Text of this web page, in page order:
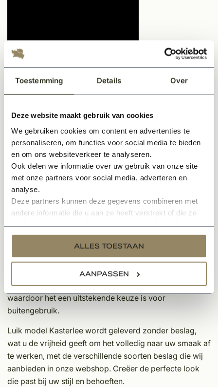
Toestemming Details Over
Deze website maakt gebruik van cookies
We gebruiken cookies om content en advertenties te
personaliseren, om functies voor social media te bieden
en om ons websiteverkeer te analyseren.
Ook delen we informatie over uw gebruik van onze site
met onze partners voor social media, adverteren en
analyse.
Deze partners kunnen deze gegevens combineren met
andere informatie die u aan ze heeft verstrekt of die ze
services.
ALLES TOESTAAN
AANPASSEN
Video 1 : Inmeetinstructie voor montage op de gevel
d.m.v. schroefduimen
d.m.v. plaatduimen
Massief hardhouten luik op maat model
Kasterlee
Upgrade uw woning of project met het luik model
Kasterlee, vervaardigd uit massief hardhouten trycoya
plaat. Dit luik heeft niet alleen een functioneel element,
maar ook een esthetische toevoeging aan uw exterieur.
De verticale freeslijnen geven het luik een moderne en
strakke uitstraling, ideaal voor zowel Kempische als
andere bouwstijlen. Dankzij het duurzame materiaal is
het luik perfect bestand tegen alle weersinvloeden,
waardoor het een uitstekende keuze is voor
buitengebruik.
Luik model Kasterlee wordt geleverd zonder beslag,
wat u de vrijheid geeft om het volledig naar uw smaak af
te werken, met de verschillende soorten beslag die wij
aanbieden in onze webshop. Creëer de perfecte look
die past bij uw stijl en behoeften.